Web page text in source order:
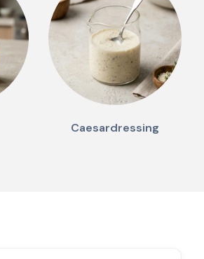
Caesardressing